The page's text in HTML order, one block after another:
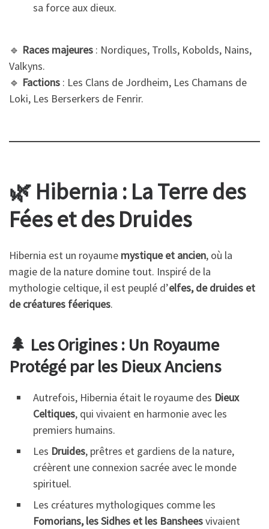
sa force aux dieux.
🔹 Races majeures : Nordiques, Trolls, Kobolds, Nains,
Valkyns.
🔹 Factions : Les Clans de Jordheim, Les Chamans de
Loki, Les Berserkers de Fenrir.
🌿 Hibernia : La Terre des
Fées et des Druides
Hibernia est un royaume mystique et ancien, où la
magie de la nature domine tout. Inspiré de la
mythologie celtique, il est peuplé d’elfes, de druides et
de créatures féeriques.
🌲 Les Origines : Un Royaume
Protégé par les Dieux Anciens
Autrefois, Hibernia était le royaume des Dieux
Celtiques, qui vivaient en harmonie avec les
premiers humains.
Les Druides, prêtres et gardiens de la nature,
créèrent une connexion sacrée avec le monde
spirituel.
Les créatures mythologiques comme les
Fomorians, les Sidhes et les Bansheesvivaient